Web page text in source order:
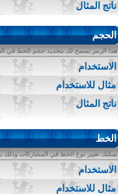
ناتج المثال
الحجم
هذا الرمز يسمح لك بتحديد حجم الخط في
الاستخدام
مثال للاستخدام
ناتج المثال
الخط
يمكنك تغيير نوع الخط في المشاركات وذلك
الاستخدام
مثال للاستخدام